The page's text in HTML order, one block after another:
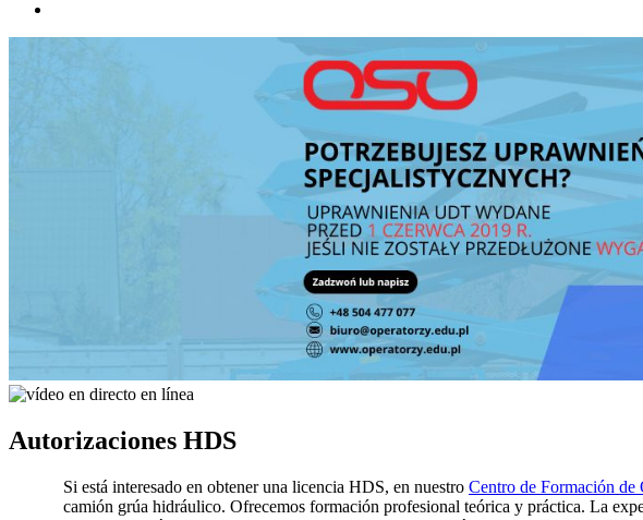
Autorizaciones HDS
Si está interesado en obtener una licencia HDS, en nuestro Centro de Formación de
camión grúa hidráulico. Ofrecemos formación profesional teórica y práctica. La